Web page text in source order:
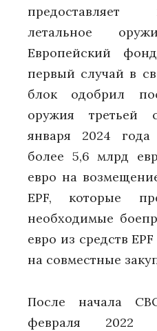
летальное
Европейский
первый случай в
блок одобрил
оружия третьей
января 2024
более 5,6 млрд
евро на
EPF, которые
необходимые
евро из средств
на совместные
После начала
февраля 2022